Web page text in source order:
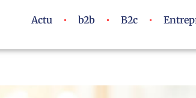
Actu b2b B2c